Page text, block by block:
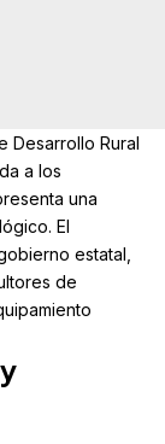
Desarrollo Rural
a los
una
El
estatal,
de